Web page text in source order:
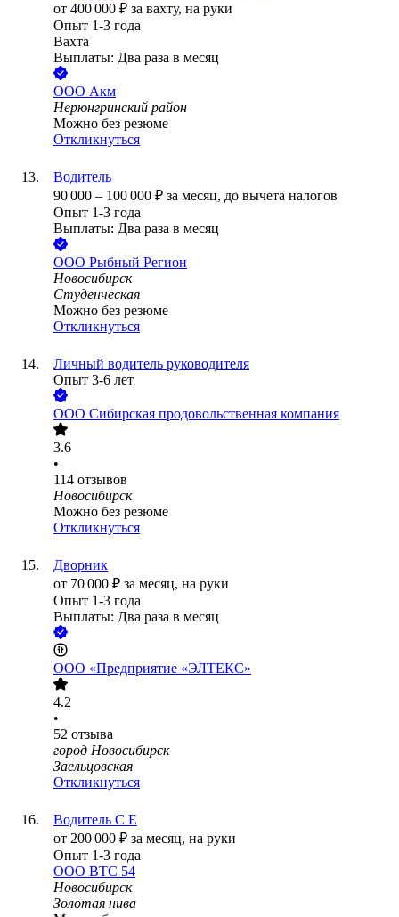
от 400 000 ₽ за вахту, на руки
Опыт 1-3 года
Вахта
Выплаты: Два раза в месяц
ООО Акм
Нерюнгринский район
Можно без резюме
Откликнуться
Водитель
90 000 – 100 000 ₽ за месяц, до вычета налогов
Опыт 1-3 года
Выплаты: Два раза в месяц
ООО Рыбный Регион
Новосибирск
Студенческая
Можно без резюме
Откликнуться
Личный водитель руководителя
Опыт 3-6 лет
ООО Сибирская продовольственная компания
3.6
•
114 отзывов
Новосибирск
Можно без резюме
Откликнуться
Дворник
от 70 000 ₽ за месяц, на руки
Опыт 1-3 года
Выплаты: Два раза в месяц
ООО «Предприятие «ЭЛТЕКС»
4.2
•
52 отзыва
город Новосибирск
Заельцовская
Откликнуться
Водитель С Е
от 200 000 ₽ за месяц, на руки
Опыт 1-3 года
ООО ВТС 54
Новосибирск
Золотая нива